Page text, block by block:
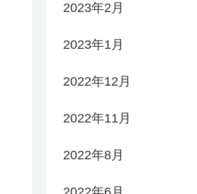
2023年2月
2023年1月
2022年12月
2022年11月
2022年8月